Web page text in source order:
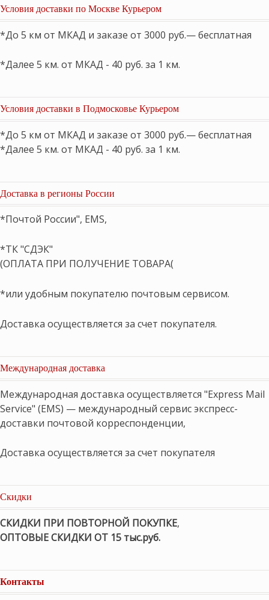
Условия доставки по Москве Курьером
*До 5 км от МКАД и заказе от 3000 руб.— бесплатная
*Далее 5 км. от МКАД - 40 руб. за 1 км.
Условия доставки в Подмосковье Курьером
*До 5 км от МКАД и заказе от 3000 руб.— бесплатная
*Далее 5 км. от МКАД - 40 руб. за 1 км.
Доставка в регионы России
*Почтой России", EMS,
*ТК "СДЭК"
(ОПЛАТА ПРИ ПОЛУЧЕНИЕ ТОВАРА(
*или удобным покупателю почтовым сервисом.
Доставка осуществляется за счет покупателя.
Международная доставка
Международная доставка осуществляется "Express Mail
Service" (EMS) — международный сервис экспресс-
доставки почтовой корреспонденции,
Доставка осуществляется за счет покупателя
Скидки
СКИДКИ ПРИ ПОВТОРНОЙ ПОКУПКЕ,
ОПТОВЫЕ СКИДКИ ОТ 15 тыс.руб.
Контакты